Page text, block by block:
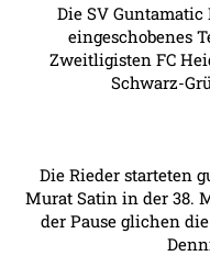
Die SV
eingeschobenes
Zweitligisten FC
Schwarz-
Die Rieder starteten
Murat Satin in der 38.
der Pause glichen